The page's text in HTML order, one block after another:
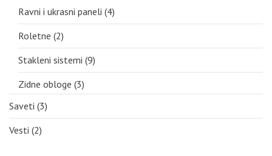
Ravni i ukrasni paneli (4)
Roletne (2)
Stakleni sistemi (9)
Zidne obloge (3)
Saveti (3)
Vesti (2)